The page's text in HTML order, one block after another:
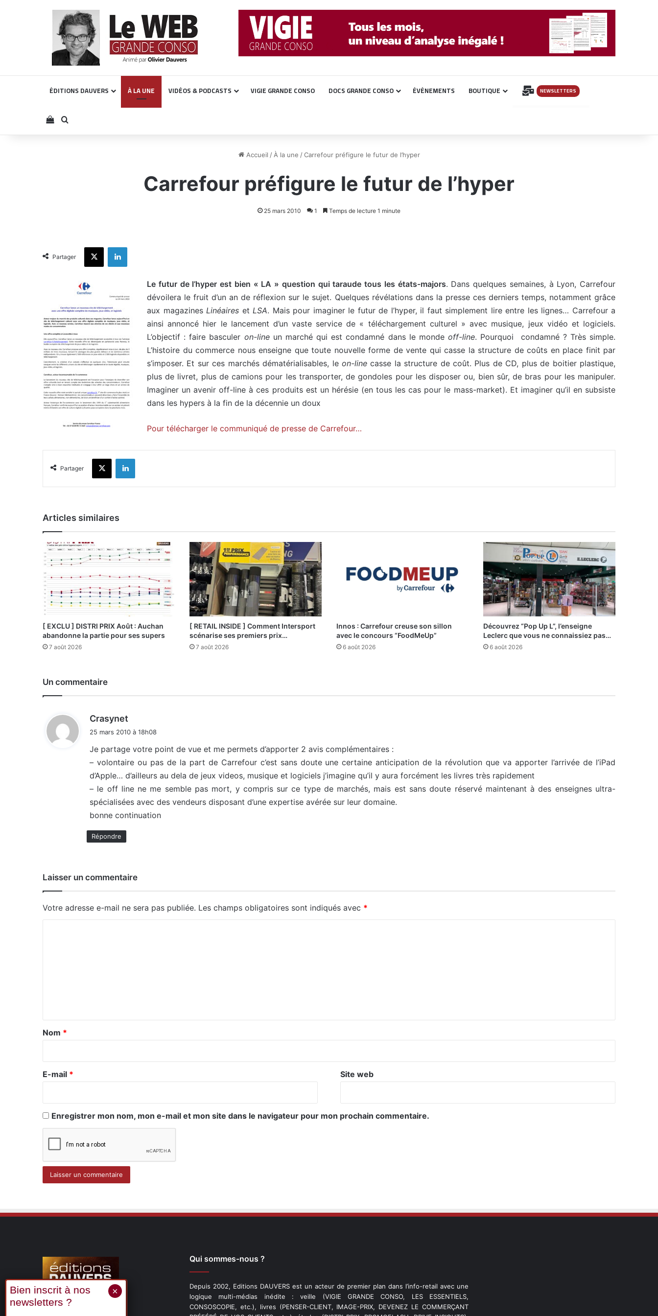
ÉDITIONS DAUVERS À LA UNE VIDÉOS & PODCASTS VIGIE GRANDE CONSO DOCS GRANDE CONSO ÉVÉNEMENTS BOUTIQUE INSCRIPTION
NEWSLETTERS
Voir votre panier
Rechercher
Accueil / À la une / Carrefour préfigure le futur de l’hyper
Carrefour préfigure le futur de l’hyper
25 mars 2010 1 Temps de lecture 1 minute
Partager
X Linkedin
Le futur de l’hyper est bien « LA » question qui taraude tous les états-majors. Dans quelques semaines, à Lyon, Carrefour
dévoilera le fruit d’un an de réflexion sur le sujet. Quelques révélations dans la presse ces derniers temps, notamment grâce
aux magazines Linéaires et LSA. Mais pour imaginer le futur de l’hyper, il faut simplement lire entre les lignes… Carrefour a
ainsi annoncé hier le lancement d’un vaste service de « téléchargement culturel » avec musique, jeux vidéo et logiciels.
L’objectif : faire basculer on-line un marché qui est condamné dans le mondeoff-line. Pourquoi condamné ? Très simple.
L’histoire du commerce nous enseigne que toute nouvelle forme de vente qui casse la structure de coûts en place finit par
s’imposer. Et sur ces marchés dématérialisables, le on-linecasse la structure de coût. Plus de CD, plus de boitier plastique,
plus de livret, plus de camions pour les transporter, de gondoles pour les disposer ou, bien sûr, de bras pour les manipuler.
Imaginer un avenir off-line à ces produits est un hérésie (en tous les cas pour le mass-market). Et imaginer qu’il en subsiste
dans les hypers à la fin de la décennie un doux
Pour télécharger le communiqué de presse de Carrefour…
Partager
X Linkedin
Articles similaires
[ EXCLU ] DISTRI PRIX Août : Auchan
abandonne la partie pour ses supers
7 août 2026
[ RETAIL INSIDE ] Comment Intersport
scénarise ses premiers prix…
7 août 2026
Innos : Carrefour creuse son sillon
avec le concours “FoodMeUp”
6 août 2026
Découvrez “Pop Up L”, l’enseigne
Leclerc que vous ne connaissiez pas…
6 août 2026
Un commentaire
Crasynet
i
:
25 mars 2010 à 18h08
Je partage votre point de vue et me permets d’apporter 2 avis complémentaires :
– volontaire ou pas de la part de Carrefour c’est sans doute une certaine anticipation de la révolution que va apporter l’arrivée de l’iPad
d’Apple… d’ailleurs au dela de jeux videos, musique et logiciels j’imagine qu’il y aura forcément les livres très rapidement
– le off line ne me semble pas mort, y compris sur ce type de marchés, mais est sans doute réservé maintenant à des enseignes ultra-
spécialisées avec des vendeurs disposant d’une expertise avérée sur leur domaine.
bonne continuation
Répondre
Laisser un commentaire
Votre adresse e-mail ne sera pas publiée. Les champs obligatoires sont indiqués avec *
a
r
e
Nom *
E-mail * Site web
Enregistrer mon nom, mon e-mail et mon site dans le navigateur pour mon prochain commentaire.
Qui sommes-nous ?
Depuis 2002, Editions DAUVERS est un acteur de premier plan dans l’info-retail avec une
logique multi-médias inédite : veille (VIGIE GRANDE CONSO, LES ESSENTIELS,
CONSOSCOPIE, etc.), livres (PENSER-CLIENT, IMAGE-PRIX, DEVENEZ LE COMMERÇANT